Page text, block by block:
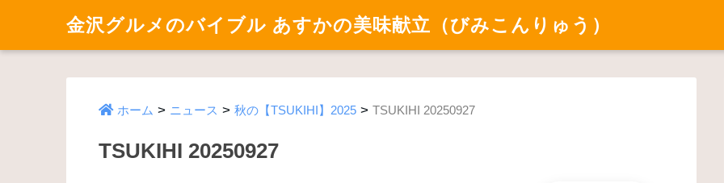
金沢グルメのバイブル あすかの美味献立（びみこんりゅう）
ホーム > ニュース > 秋の【TSUKIHI】2025 > TSUKIHI 20250927
TSUKIHI 20250927